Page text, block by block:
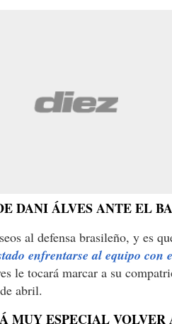
DANI ÁLVES ANTE EL
al defensa brasileño, y es
enfrentarse al equipo con
le tocará marcar a su
abril.
MUY ESPECIAL